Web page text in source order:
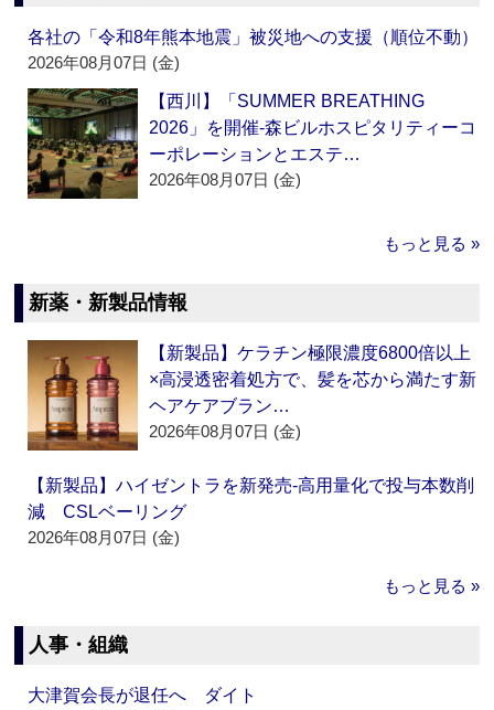
各社の「令和8年熊本地震」被災地への支援（順位不動）
2026年08月07日 (金)
【西川】「SUMMER BREATHING
2026」を開催‐森ビルホスピタリティーコ
ーポレーションとエステ…
2026年08月07日 (金)
もっと見る »
新薬・新製品情報
【新製品】ケラチン極限濃度6800倍以上
×高浸透密着処方で、髪を芯から満たす新
ヘアケアブラン…
2026年08月07日 (金)
【新製品】ハイゼントラを新発売‐高用量化で投与本数削
減 CSLベーリング
2026年08月07日 (金)
もっと見る »
人事・組織
大津賀会長が退任へ ダイト